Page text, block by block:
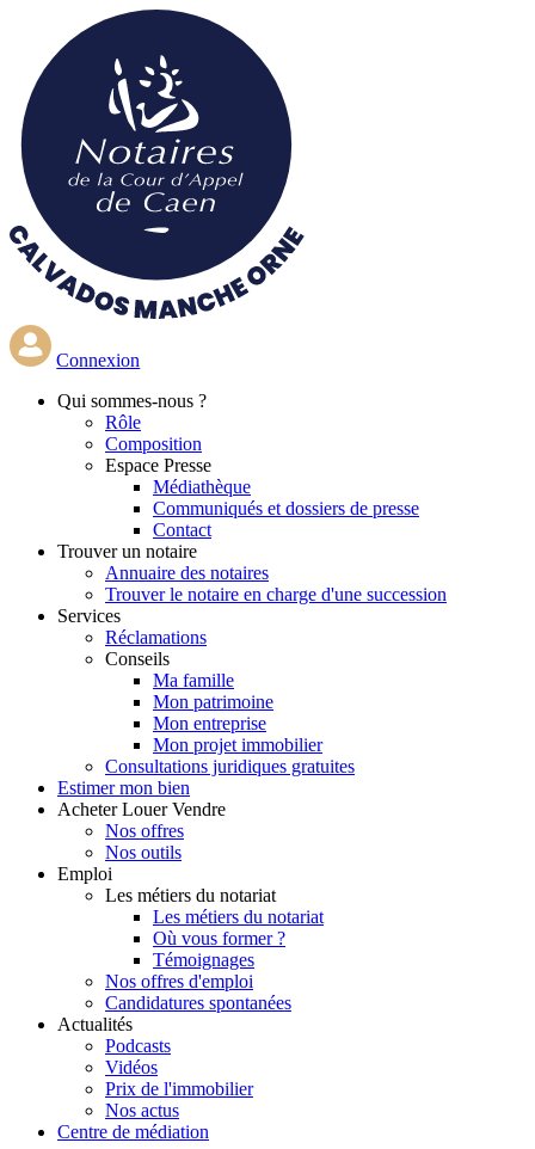
contenu
principal
Connexion
Qui sommes-nous ?
Rôle
Composition
Espace Presse
Médiathèque
Communiqués et dossiers de presse
Contact
Trouver un notaire
Annuaire des notaires
Trouver le notaire en charge d'une succession
Services
Réclamations
Conseils
Ma famille
Mon patrimoine
Mon entreprise
Mon projet immobilier
Consultations juridiques gratuites
Estimer mon bien
Acheter Louer Vendre
Nos offres
Nos outils
Emploi
Les métiers du notariat
Les métiers du notariat
Où vous former ?
Témoignages
Nos offres d'emploi
Candidatures spontanées
Actualités
Podcasts
Vidéos
Prix de l'immobilier
Nos actus
Centre de médiation